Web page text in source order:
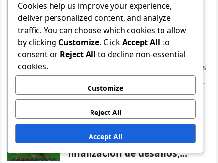
Recompensa de experiencia
de Roblox: recompensas de
aniversario, bonificaciones
por hitos, artículos de
celebración
Las Recompensas de Experiencia de Roblox están
diseñadas para reconocer e incentivar a los jugadores
recompensas incluyen bonificaciones…
Recompensas Específicas de la Experiencia
Recompensa de experiencia
de Roblox: elementos de
finalización de desafíos,
Cookies help us improve your experience,
deliver personalized content, and analyze
traffic. You can choose which cookies to allow
by clicking Customize. ClickAccept All to
consent or Reject All to decline non-essential
cookies.
Customize
Reject All
Accept All